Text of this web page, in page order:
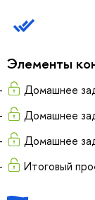
Элементы
Домашнее
Домашнее
Домашнее
Итоговый